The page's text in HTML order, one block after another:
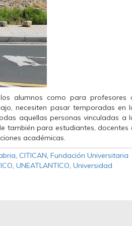
alumnos como para profesores
necesiten pasar temporadas en
aquellas personas vinculadas a
también para estudiantes, docentes
académicas.
, CITICAN, Fundación Universitaria
, UNEATLANTICO, Universidad